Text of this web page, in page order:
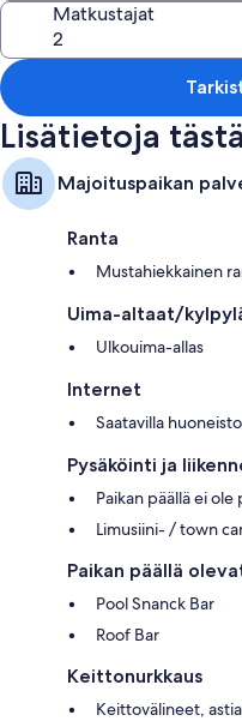
Majoituspaikan Porto Iliessa by
palveluihin kuuluvat muun
Muihin palveluihin/mukavuuksiin
Parvekkeet tai patiot,
Matkustajat
Lisätietoja
Majoituspaikan
Ranta
Mustahiekkainen
Uima-altaat/
Ulkouima-allas
Internet
Saatavilla
Pysäköinti ja
Paikan päällä ei
Limusiini- / town
Paikan päällä
Pool Snanck Bar
Roof Bar
Keittonurkkaus
Keittovälineet,